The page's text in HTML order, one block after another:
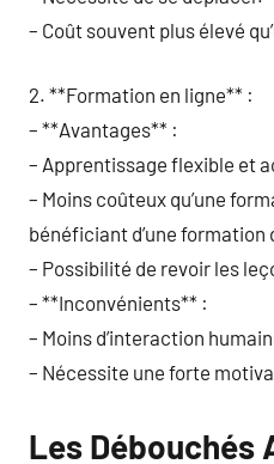
– Coût souvent plus élevé
2. **Formation en ligne** :
– **Avantages** :
– Apprentissage flexible et
– Moins coûteux qu’une
bénéficiant d’une formation
– Possibilité de revoir les
– **Inconvénients** :
– Moins d’interaction
– Nécessite une forte
Les Débouchés